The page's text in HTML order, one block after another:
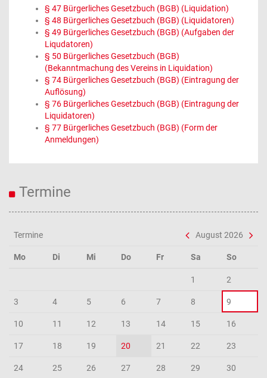
§ 47 Bürgerliches Gesetzbuch (BGB) (Liquidation)
§ 48 Bürgerliches Gesetzbuch (BGB) (Liquidatoren)
§ 49 Bürgerliches Gesetzbuch (BGB) (Aufgaben der
Liqudatoren)
§ 50 Bürgerliches Gesetzbuch (BGB)
(Bekanntmachung des Vereins in Liquidation)
§ 74 Bürgerliches Gesetzbuch (BGB) (Eintragung der
Auflösung)
§ 76 Bürgerliches Gesetzbuch (BGB) (Eintragung der
Liquidatoren)
§ 77 Bürgerliches Gesetzbuch (BGB) (Form der
Anmeldungen)
Termine
Termine August 2026
Mo Di Mi Do Fr Sa So
1 2
3 4 5 6 7 8 9
10 11 12 13 14 15 16
17 18 19 20 21 22 23
24 25 26 27 28 29 30